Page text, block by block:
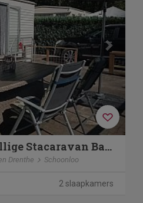
Knusse gezellige Stacaravan Banjer
Drenthe Schoonloo
2 slaapkamers